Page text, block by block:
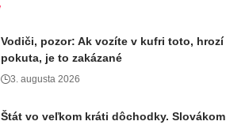
Vodiči, pozor: Ak vozíte v kufri toto, hrozí
pokuta, je to zakázané
3. augusta 2026
Štát vo veľkom kráti dôchodky. Slovákom